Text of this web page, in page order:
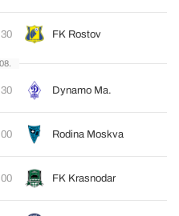
FK Rostov
Dynamo Ma.
Rodina Moskva
FK Krasnodar